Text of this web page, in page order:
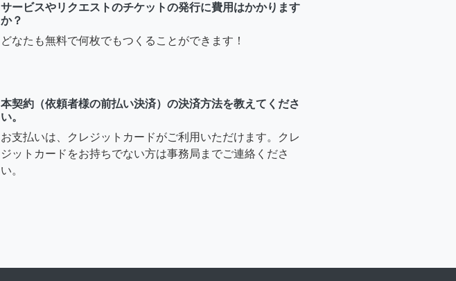
サービスやリクエストのチケットの発行に費用はかかります
か？
どなたも無料で何枚でもつくることができます！
本契約（依頼者様の前払い決済）の決済方法を教えてくださ
い。
お支払いは、クレジットカードがご利用いただけます。クレ
ジットカードをお持ちでない方は事務局までご連絡くださ
い。